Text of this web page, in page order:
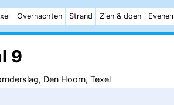
Overnachten Strand Zien & doen
9
, Den Hoorn, Texel